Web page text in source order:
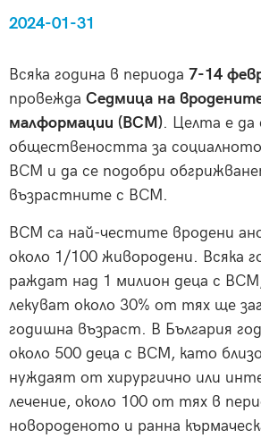
2024-01-31
Всяка година в периода 7-14
провежда Седмица на
малформации (ВСМ). Целта е да
обществеността за социалното
ВСМ и да се подобри
възрастните с ВСМ.
ВСМ са най-честите вродени
около 1/100 живородени. Всяка
раждат над 1 милион деца с
лекуват около 30% от тях ще
годишна възраст. В България
около 500 деца с ВСМ, като
нуждаят от хирургично или
лечение, около 100 от тях в
новороденото и ранна